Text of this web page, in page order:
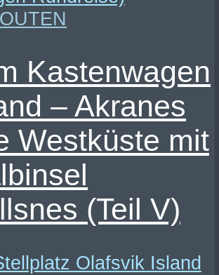
Kastenwagen
– Akranes
Westküste mit
(Teil V)